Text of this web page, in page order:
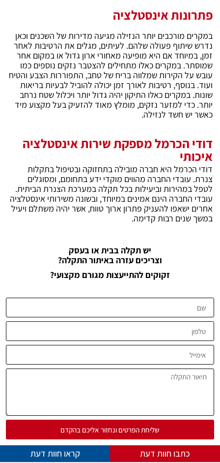
פתרונות אינסטלציה
במקרים מורכבים יותר הנזילה מגיעה מדירות של השכנים וכאן
נדרש שיתוף פעולה שלהם. לעיתים, מגלים את הרטיבות לאחר
זמן, במיוחד אם היא מופיעה מאחורי ארון גדול או במקום אחר
שמוסתר. במקרים כאלו מתחילים להצטבר נזקים נוספים כמו
עובש על הקירות שמלווה בריח של טחב, התפוררות הצבע והטיח
ועוד. בנוסף, רטיבות לאורך זמן יכולה להוביל לבעיות בריאות
שונות. במקרים כאלו התיקון יהיה גדול יותר ויכלול שטח נרחב
יותר. כדי למזער נזקים, מומלץ מאוד להזעיק בעל מקצוע מיד
כאשר יש חשד לנזילה.
דודי הכרמל מספקת שירות אינסטלציה
איכותי
דודי הכרמל היא חברה מובילה בתחזוקה ובטיפול בתקלות
צנרת. עובדי החברה מהווים מוקדי ידע בתחומם, ומסוגלים
לטפל במהירות וביעילות בכל תקלה במערכת הצנרת הביתית.
עובדי החברה הינם אמינים במיוחד, ובשונה משירותי אינסטלציה
אחרים ישאפו להעניק פתרון ארוך טווח, אשר יהיה משתלם ויעיל
במשך שנים רבות קדימה.
יש תקלה בבית או בעסק
וצריכים עזרה באיתור התקלה?
זקוקים להתייעצות מגורם מקצועי?
שליחת הפרטים ונחזור אליכם בהקדם
כתבו חוות דעת קראו חוות דעת